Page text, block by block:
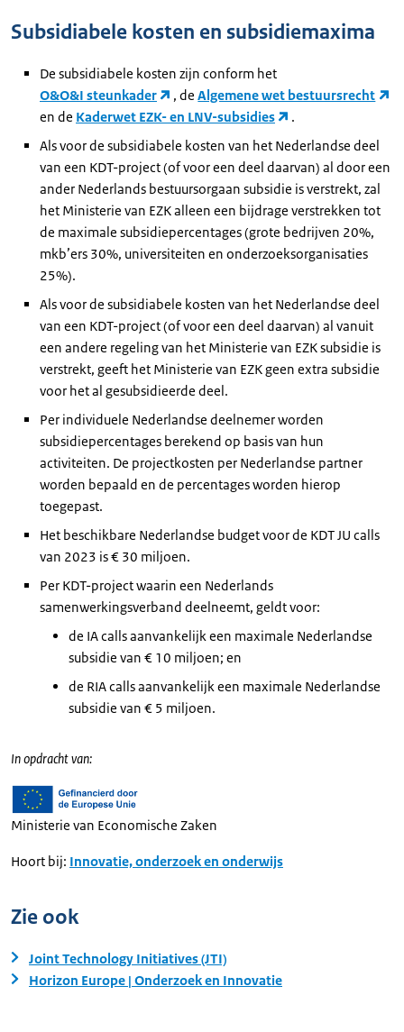
Subsidiabele kosten en subsidiemaxima
De subsidiabele kosten zijn conform het
O&O&I steunkader
, deAlgemene wet bestuursrecht
en de Kaderwet EZK- en LNV-subsidies
.
Als voor de subsidiabele kosten van het Nederlandse deel
van een KDT-project (of voor een deel daarvan) al door een
ander Nederlands bestuursorgaan subsidie is verstrekt, zal
het Ministerie van EZK alleen een bijdrage verstrekken tot
de maximale subsidiepercentages (grote bedrijven 20%,
mkb’ers 30%, universiteiten en onderzoeksorganisaties
25%).
Als voor de subsidiabele kosten van het Nederlandse deel
van een KDT-project (of voor een deel daarvan) al vanuit
een andere regeling van het Ministerie van EZK subsidie is
verstrekt, geeft het Ministerie van EZK geen extra subsidie
voor het al gesubsidieerde deel.
Per individuele Nederlandse deelnemer worden
subsidiepercentages berekend op basis van hun
activiteiten. De projectkosten per Nederlandse partner
worden bepaald en de percentages worden hierop
toegepast.
Het beschikbare Nederlandse budget voor de KDT JU calls
van 2023 is € 30 miljoen.
Per KDT-project waarin een Nederlands
samenwerkingsverband deelneemt, geldt voor:
de IA calls aanvankelijk een maximale Nederlandse
subsidie van € 10 miljoen; en
de RIA calls aanvankelijk een maximale Nederlandse
subsidie van € 5 miljoen.
In opdracht van:
Ministerie van Economische Zaken
Hoort bij: Innovatie, onderzoek en onderwijs
Zie ook
Joint Technology Initiatives (JTI)
Horizon Europe | Onderzoek en Innovatie